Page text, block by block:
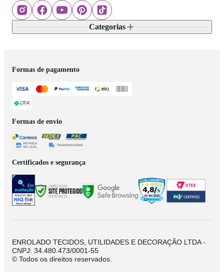
Categorias
Formas de pagamento
Formas de envio
Certificados e segurança
ENROLADO TECIDOS, UTILIDADES E DECORAÇÃO LTDA -
CNPJ: 34.480.473/0001-55
© Todos os direitos reservados.